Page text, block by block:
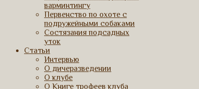
варминтингу
Первенство по охоте с
подружейными собаками
Состязания подсадных
уток
Статьи
Интервью
О дичеразведении
О клубе
О Книге трофеев клуба